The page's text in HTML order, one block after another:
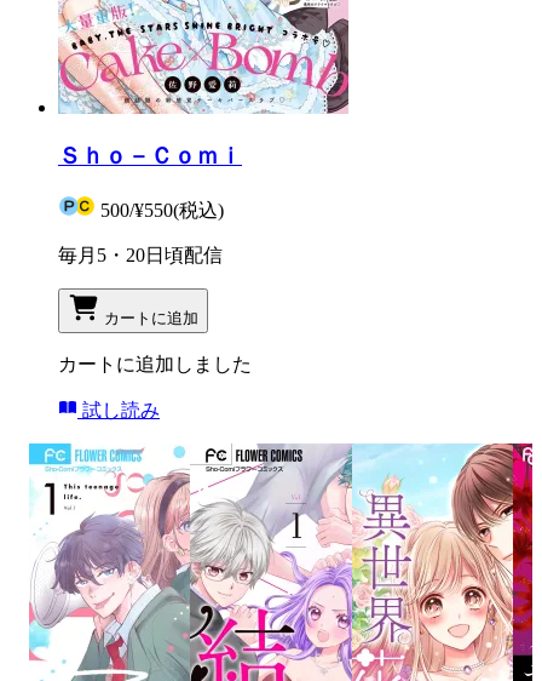
Ｓｈｏ－Ｃｏｍｉ
500/¥550(税込)
毎月5・20日頃配信
カートに追加
カートに追加しました
試し読み